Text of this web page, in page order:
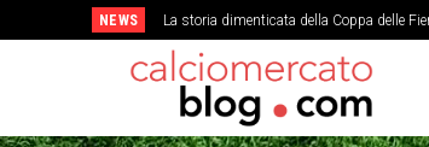
NEWS La storia dimenticata della Coppa delle